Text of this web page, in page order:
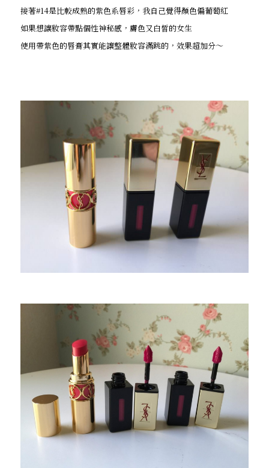
接著#14是比較成熟的紫色系唇彩，我自己覺得顏色偏葡萄紅
如果想讓妝容帶點個性神秘感，膚色又白皙的女生
使用帶紫色的唇膏其實能讓整體妝容滿跳的，效果超加分～